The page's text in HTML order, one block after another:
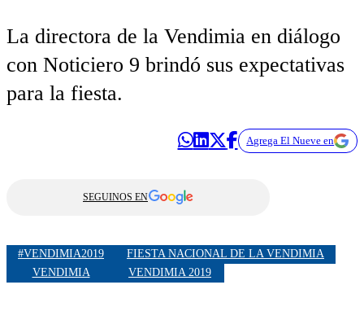
La directora de la Vendimia en diálogo
con Noticiero 9 brindó sus expectativas
para la fiesta.
Agrega El Nueve en
SEGUINOS EN
#VENDIMIA2019
FIESTA NACIONAL DE LA VENDIMIA
VENDIMIA
VENDIMIA 2019